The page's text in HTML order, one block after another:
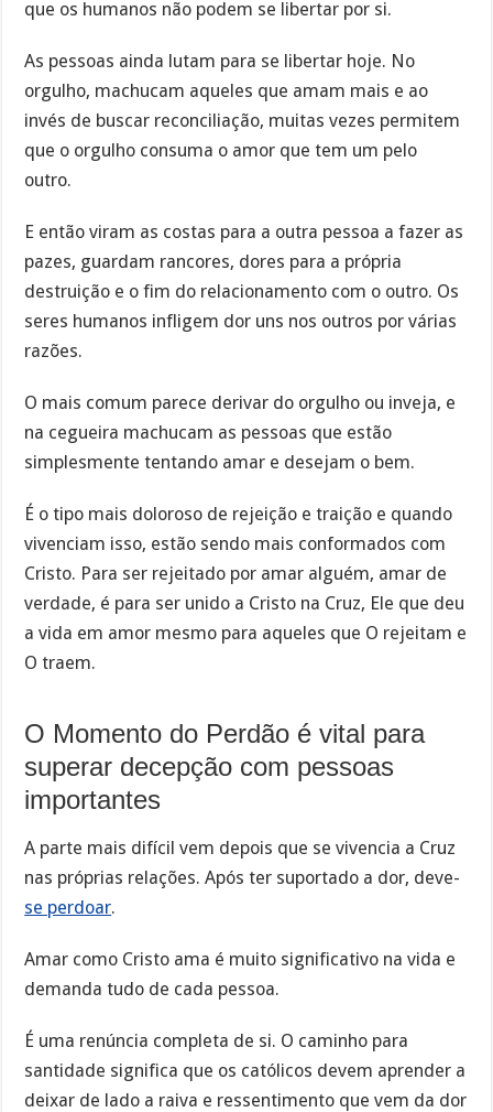
que os humanos não podem se libertar por si.
As pessoas ainda lutam para se libertar hoje. No
orgulho, machucam aqueles que amam mais e ao
invés de buscar reconciliação, muitas vezes permitem
que o orgulho consuma o amor que tem um pelo
outro.
E então viram as costas para a outra pessoa a fazer as
pazes, guardam rancores, dores para a própria
destruição e o fim do relacionamento com o outro. Os
seres humanos infligem dor uns nos outros por várias
razões.
O mais comum parece derivar do orgulho ou inveja, e
na cegueira machucam as pessoas que estão
simplesmente tentando amar e desejam o bem.
É o tipo mais doloroso de rejeição e traição e quando
vivenciam isso, estão sendo mais conformados com
Cristo. Para ser rejeitado por amar alguém, amar de
verdade, é para ser unido a Cristo na Cruz, Ele que deu
a vida em amor mesmo para aqueles que O rejeitam e
O traem.
O Momento do Perdão é vital para
superar decepção com pessoas
importantes
A parte mais difícil vem depois que se vivencia a Cruz
nas próprias relações. Após ter suportado a dor, deve-
se perdoar.
Amar como Cristo ama é muito significativo na vida e
demanda tudo de cada pessoa.
É uma renúncia completa de si. O caminho para
santidade significa que os católicos devem aprender a
deixar de lado a raiva e ressentimento que vem da dor